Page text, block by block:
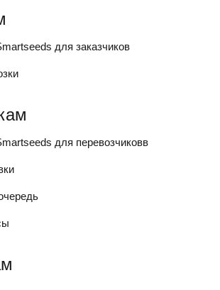
для заказчиков
для перевозчиковв